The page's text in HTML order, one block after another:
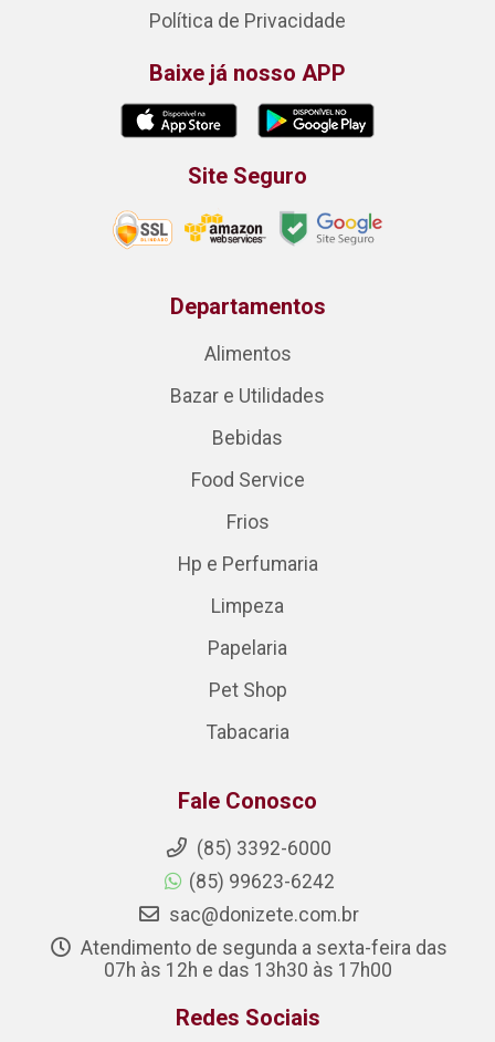
Política de Privacidade
Baixe já nosso APP
Site Seguro
Departamentos
Alimentos
Bazar e Utilidades
Bebidas
Food Service
Frios
Hp e Perfumaria
Limpeza
Papelaria
Pet Shop
Tabacaria
Fale Conosco
(85) 3392-6000
(85) 99623-6242
sac@donizete.com.br
Atendimento de segunda a sexta-feira das
07h às 12h e das 13h30 às 17h00
Redes Sociais